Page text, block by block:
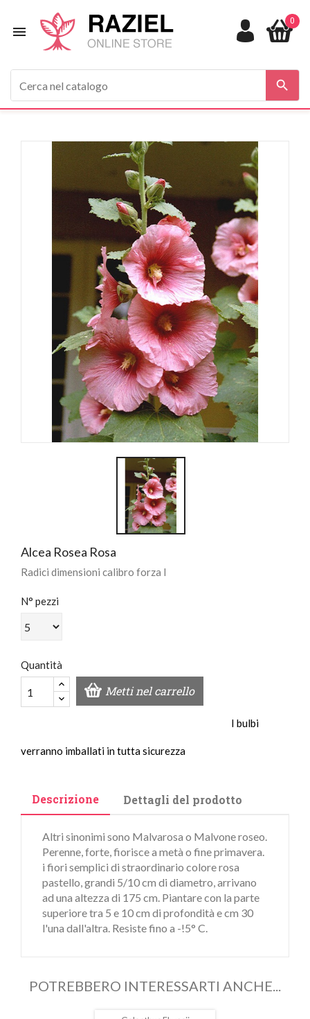

0

Alcea Rosea Rosa
Radici dimensioni calibro forza I
N° pezzi
Quantità
Metti nel carrello
I bulbi
verranno imballati in tutta sicurezza
Descrizione Dettagli del prodotto
Altri sinonimi sono Malvarosa o Malvone roseo.
Perenne, forte, fiorisce a metà o fine primavera.
i fiori semplici di straordinario colore rosa
pastello, grandi 5/10 cm di diametro, arrivano
ad una altezza di 175 cm. Piantare con la parte
superiore tra 5 e 10 cm di profondità e cm 30
l'una dall'altra. Resiste fino a -!5° C.
POTREBBERO INTERESSARTI ANCHE...